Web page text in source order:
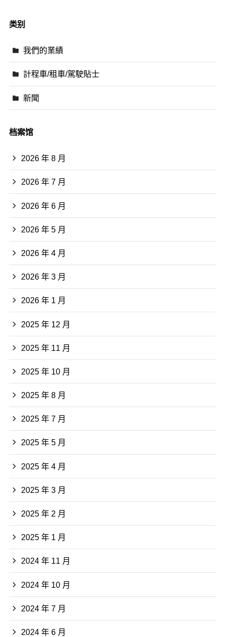
类别
我們的業績
計程車/租車/駕駛貼士
新聞
档案馆
2026 年 8 月
2026 年 7 月
2026 年 6 月
2026 年 5 月
2026 年 4 月
2026 年 3 月
2026 年 1 月
2025 年 12 月
2025 年 11 月
2025 年 10 月
2025 年 8 月
2025 年 7 月
2025 年 5 月
2025 年 4 月
2025 年 3 月
2025 年 2 月
2025 年 1 月
2024 年 11 月
2024 年 10 月
2024 年 7 月
2024 年 6 月